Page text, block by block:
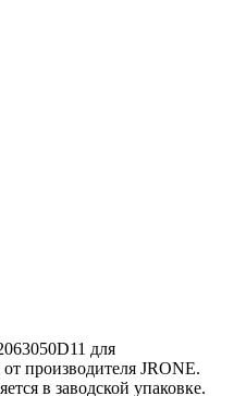
для
производителя JRONE.
в заводской упаковке.